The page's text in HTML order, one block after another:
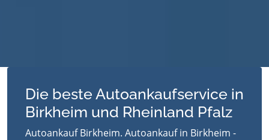
Die beste Autoankaufservice in
Birkheim und Rheinland Pfalz
Autoankauf Birkheim. Autoankauf in Birkheim -